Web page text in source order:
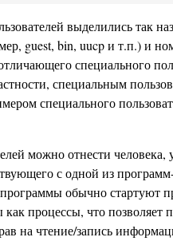
выделились так
guest, bin, uucp и т.п.) и
специального
специальным
специального
можно отнести
с одной из
обычно стартуют
процессы, что
на чтение/запись